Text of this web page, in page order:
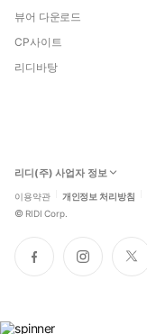
뷰어 다운로드
CP사이트
리디바탕
리디(주) 사업자 정보
이용약관 개인정보 처리방침
© RIDI Corp.
페
이
인
스
트
위